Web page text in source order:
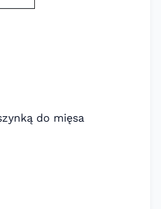
do mięsa